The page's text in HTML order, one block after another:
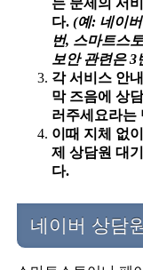
는 문제의 서
다. (예: 네이
번, 스마트스
보안 관련은 3
각 서비스 안
막 즈음에 상
러주세요라는
이때 지체 없
제 상담원 대
다.
네이버 상담